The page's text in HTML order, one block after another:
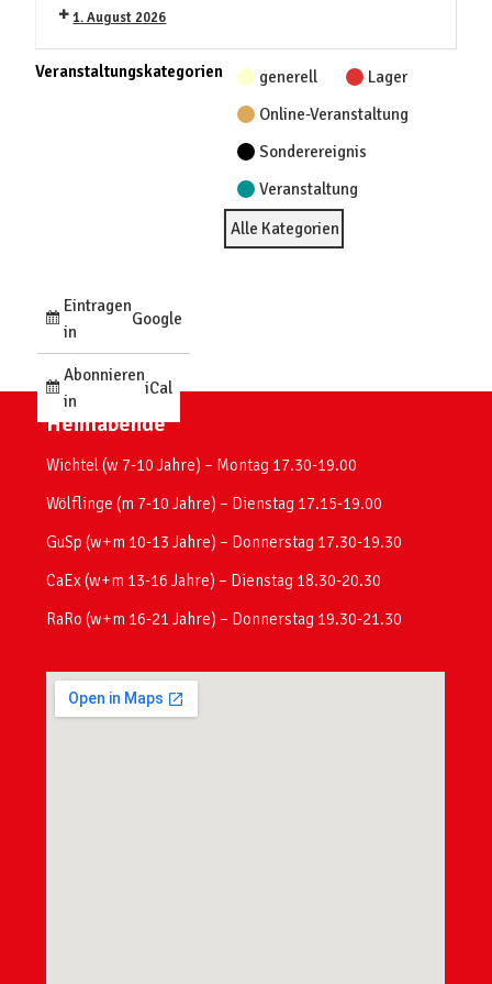
1. August 2026
Veranstaltungskategorien generell
Lager
Online-Veranstaltung
Sonderereignis
Veranstaltung
Alle Kategorien
Eintragen
in
Google
Abonnieren
in
iCal
Heimabende
Wichtel (w 7-10 Jahre) – Montag 17.30-19.00
Wölflinge (m 7-10 Jahre) – Dienstag 17.15-19.00
GuSp (w+m 10-13 Jahre) – Donnerstag 17.30-19.30
CaEx (w+m 13-16 Jahre) – Dienstag 18.30-20.30
RaRo (w+m 16-21 Jahre) – Donnerstag 19.30-21.30